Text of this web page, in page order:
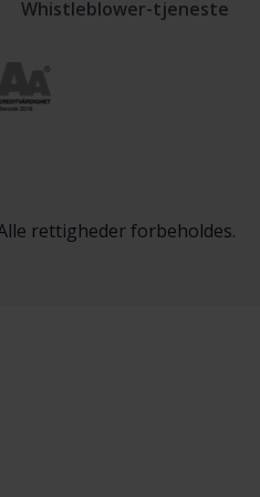
Whistleblower-tjeneste
rettigheder forbeholdes.